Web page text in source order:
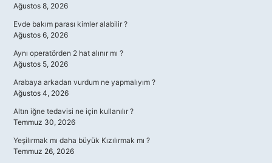
Ağustos 8, 2026
Evde bakım parası kimler alabilir ?
Ağustos 6, 2026
Aynı operatörden 2 hat alınır mı ?
Ağustos 5, 2026
Arabaya arkadan vurdum ne yapmalıyım ?
Ağustos 4, 2026
Altın iğne tedavisi ne için kullanılır ?
Temmuz 30, 2026
Yeşilırmak mı daha büyük Kızılırmak mı ?
Temmuz 26, 2026